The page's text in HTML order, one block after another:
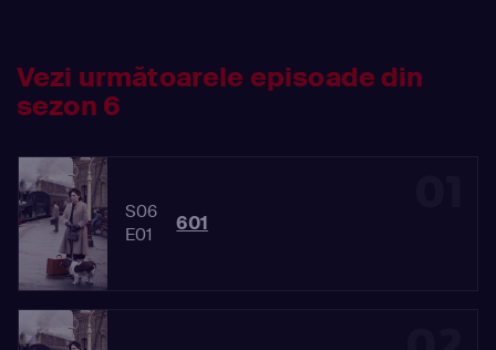
Vezi următoarele episoade din
sezon 6
S06
E01
601